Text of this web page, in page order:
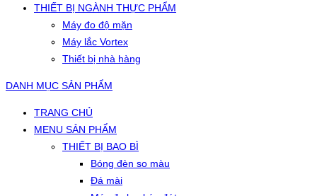
THIẾT BỊ NGÀNH THỰC PHẨM
Máy đo độ mặn
Máy lắc Vortex
Thiết bị nhà hàng
DANH MỤC SẢN PHẨM
TRANG CHỦ
MENU SẢN PHẨM
THIẾT BỊ BAO BÌ
Bóng đèn so màu
Đá mài